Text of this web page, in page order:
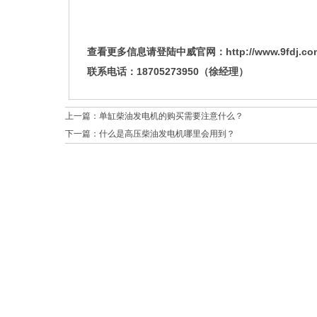
查看更多信息请登陆中威官网：http://
联系电话：18705273950（徐经理）
上一篇： 单缸柴油发电机的购买需要注意什么？
下一篇： 什么是高压柴油发电机哪里会用到？